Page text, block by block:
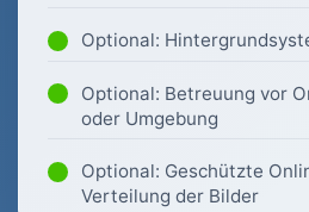
Optional:
Optional: Betreuung vor
oder Umgebung
Optional: Geschützte
Verteilung der Bilder